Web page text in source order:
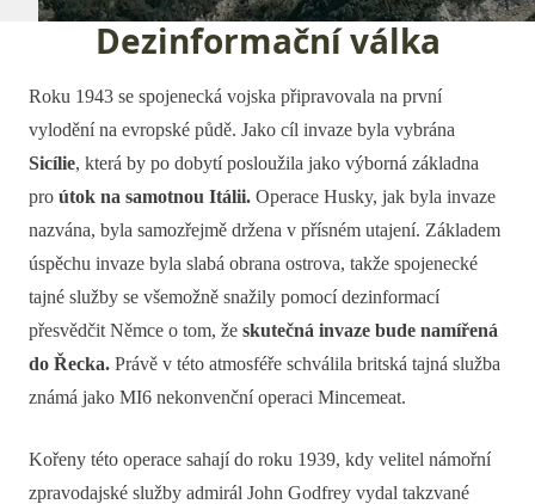
Dezinformační válka
Roku 1943 se spojenecká vojska připravovala na první
vylodění na evropské půdě. Jako cíl invaze byla vybrána
Sicílie, která by po dobytí posloužila jako výborná základna
pro útok na samotnou Itálii. Operace Husky, jak byla invaze
nazvána, byla samozřejmě držena v přísném utajení. Základem
úspěchu invaze byla slabá obrana ostrova, takže spojenecké
tajné služby se všemožně snažily pomocí dezinformací
přesvědčit Němce o tom, že skutečná invaze bude namířená
do Řecka. Právě v této atmosféře schválila britská tajná služba
známá jako MI6 nekonvenční operaci Mincemeat.
Kořeny této operace sahají do roku 1939, kdy velitel námořní
zpravodajské služby admirál John Godfrey vydal takzvané